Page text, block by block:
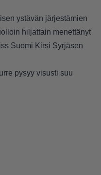
ystävän järjestämien
hiljattain menettänyt
Suomi Kirsi Syrjäsen
pysyy visusti suu